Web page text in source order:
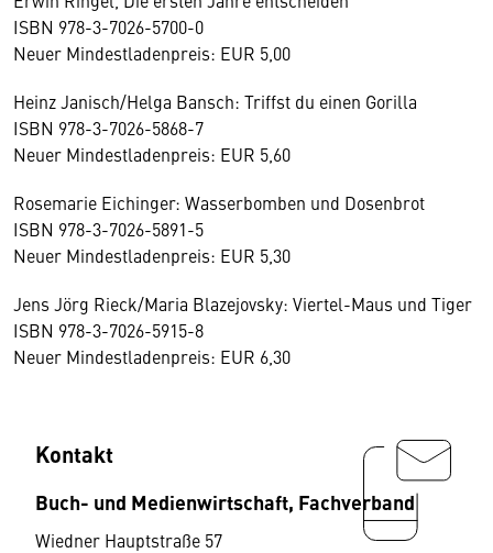
ISBN 978-3-7026-5700-0
Neuer Mindestladenpreis: EUR 5,00
Heinz Janisch/Helga Bansch: Triffst du einen Gorilla
ISBN 978-3-7026-5868-7
Neuer Mindestladenpreis: EUR 5,60
Rosemarie Eichinger: Wasserbomben und Dosenbrot
ISBN 978-3-7026-5891-5
Neuer Mindestladenpreis: EUR 5,30
Jens Jörg Rieck/Maria Blazejovsky: Viertel-Maus und Tiger
ISBN 978-3-7026-5915-8
Neuer Mindestladenpreis: EUR 6,30
Kontakt
Buch- und Medienwirtschaft, Fachverband
Wiedner Hauptstraße 57